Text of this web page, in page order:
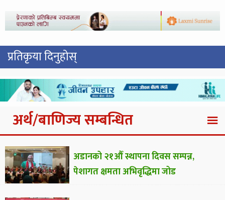
प्रतिकृया दिनुहोस्
अर्थ/बाणिज्य सम्बन्धित
अडानको २१औँ स्थापना दिवस सम्पन्न,
पेशागत क्षमता अभिवृद्धिमा जोड